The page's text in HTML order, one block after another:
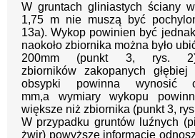
W gruntach gliniastych ściany
1,75 m nie muszą być
13a).Wykop powinien być
naokoło zbiornika można było
200mm (punkt 3, rys.
zbiorników zakopanych
obsypki powinna wynosić
mm,a wymiary wykopu
większe niż zbiornika (punkt 3,
W przypadku gruntów luźnych
żwir) powyższe informacje